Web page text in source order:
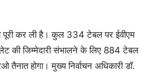
पूरी कर ली है। कुल 334 टेबल पर ईवीएम
की जिम्मेदारी संभालने के लिए 884 टेबल
होगा। मुख्य निर्वाचन अधिकारी डॉ.